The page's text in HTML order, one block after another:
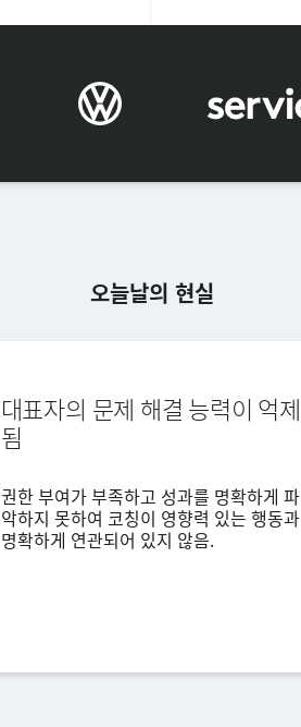
오늘날의 현실
대표자의 문제 해결 능력이 억제
됨
권한 부여가 부족하고 성과를 명확하게 파
악하지 못하여 코칭이 영향력 있는 행동과
명확하게 연관되어 있지 않음.